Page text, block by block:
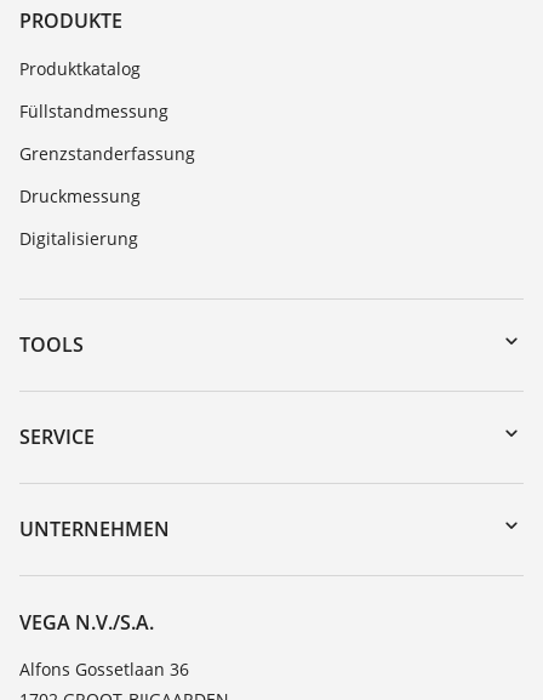
PRODUKTE
Produktkatalog
Füllstandmessung
Grenzstanderfassung
Druckmessung
Digitalisierung
TOOLS
Download-Center
Gerätesuche (Seriennummer)
DTM Collection/PACTware
SERVICE
Geräterücksendung
Trainings
TeamViewer
UNTERNEHMEN
Über VEGA
Kontakt
News
VEGA N.V./S.A.
Alfons Gossetlaan 36